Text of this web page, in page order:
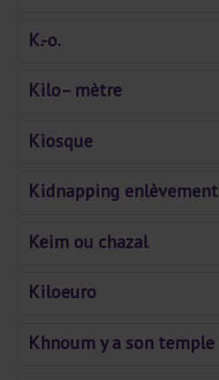
K.-o.
Kilo– mètre
Kiosque
Kidnapping enlèvement
Keim ou chazal
Kiloeuro
Khnoum y a son temple